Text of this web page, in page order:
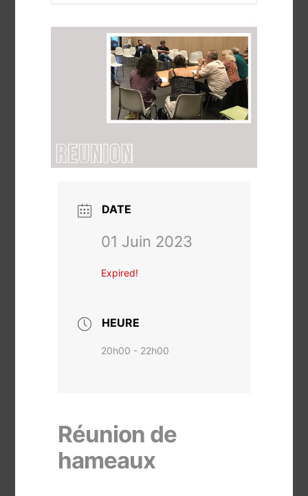
DATE
01 Juin 2023
Expired!
HEURE
20h00 - 22h00
Réunion de
hameaux